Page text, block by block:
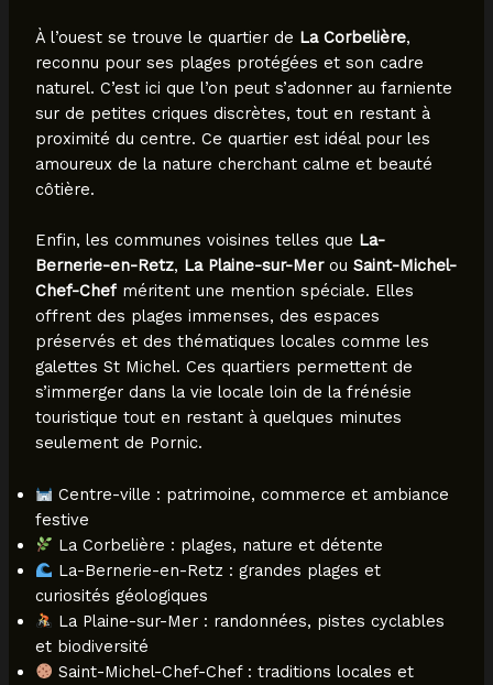
À l’ouest se trouve le quartier de La Corbelière,
reconnu pour ses plages protégées et son cadre
naturel. C’est ici que l’on peut s’adonner au farniente
sur de petites criques discrètes, tout en restant à
proximité du centre. Ce quartier est idéal pour les
amoureux de la nature cherchant calme et beauté
côtière.
Enfin, les communes voisines telles que La-
Bernerie-en-Retz, La Plaine-sur-Merou Saint-Michel-
Chef-Chefméritent une mention spéciale. Elles
offrent des plages immenses, des espaces
préservés et des thématiques locales comme les
galettes St Michel. Ces quartiers permettent de
s’immerger dans la vie locale loin de la frénésie
touristique tout en restant à quelques minutes
seulement de Pornic.
Centre-ville : patrimoine, commerce et ambiance
festive
La Corbelière : plages, nature et détente
La-Bernerie-en-Retz : grandes plages et
curiosités géologiques
La Plaine-sur-Mer : randonnées, pistes cyclables
et biodiversité
Saint-Michel-Chef-Chef : traditions locales et